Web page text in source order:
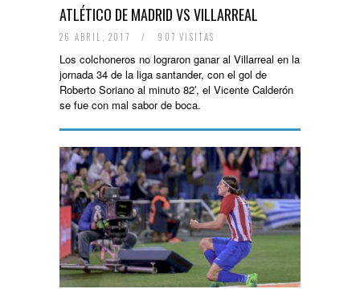
ATLÉTICO DE MADRID VS VILLARREAL
26 ABRIL, 2017 / 907 VISITAS
Los colchoneros no lograron ganar al Villarreal en la
jornada 34 de la liga santander, con el gol de
Roberto Soriano al minuto 82′, el Vicente Calderón
se fue con mal sabor de boca.